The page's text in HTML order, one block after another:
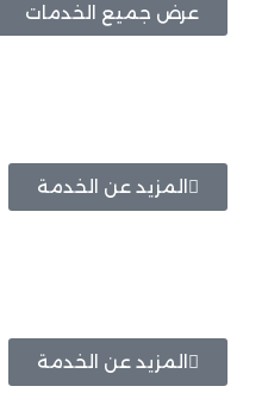
عرض جميع الخدمات
المزيد عن الخدمة
المزيد عن الخدمة